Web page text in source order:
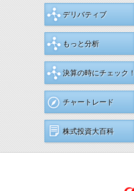
デリバティブ
もっと分析
決算の時にチェック！
チャートレード
株式投資大百科